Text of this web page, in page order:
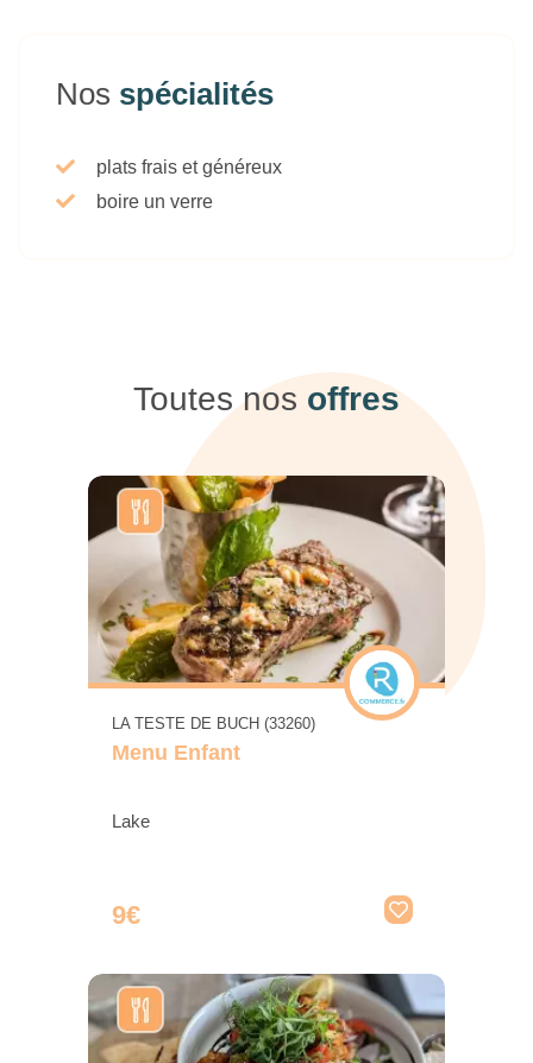
Nos spécialités
plats frais et généreux
boire un verre
Toutes nos offres
LA TESTE DE BUCH (33260)
Menu Enfant
Lake
9€